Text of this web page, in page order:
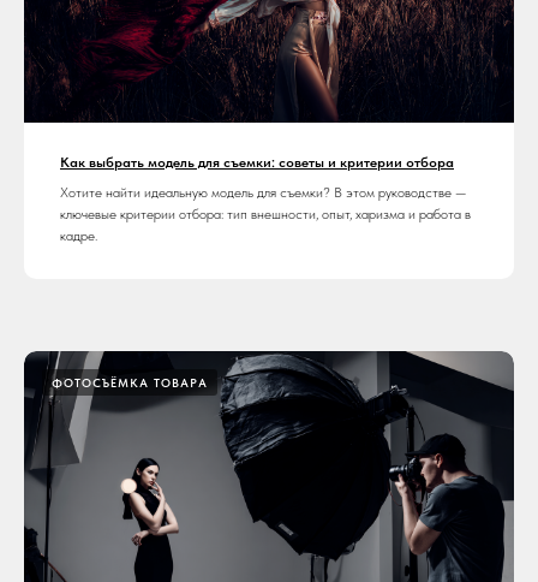
Как выбрать модель для съемки: советы и критерии отбора
Хотите найти идеальную модель для съемки? В этом руководстве —
ключевые критерии отбора: тип внешности, опыт, харизма и работа в
кадре.
ФОТОСЪЁМКА ТОВАРА